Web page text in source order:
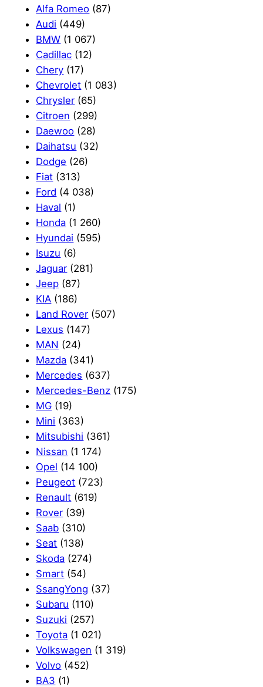
Alfa Romeo (87)
Audi (449)
BMW (1 067)
Cadillac (12)
Chery (17)
Chevrolet (1 083)
Chrysler (65)
Citroen (299)
Daewoo (28)
Daihatsu (32)
Dodge (26)
Fiat (313)
Ford (4 038)
Haval (1)
Honda (1 260)
Hyundai (595)
Isuzu (6)
Jaguar (281)
Jeep (87)
KIA (186)
Land Rover (507)
Lexus (147)
MAN (24)
Mazda (341)
Mercedes (637)
Mercedes-Benz (175)
MG (19)
Mini (363)
Mitsubishi (361)
Nissan (1 174)
Opel (14 100)
Peugeot (723)
Renault (619)
Rover (39)
Saab (310)
Seat (138)
Skoda (274)
Smart (54)
SsangYong (37)
Subaru (110)
Suzuki (257)
Toyota (1 021)
Volkswagen (1 319)
Volvo (452)
ВАЗ (1)